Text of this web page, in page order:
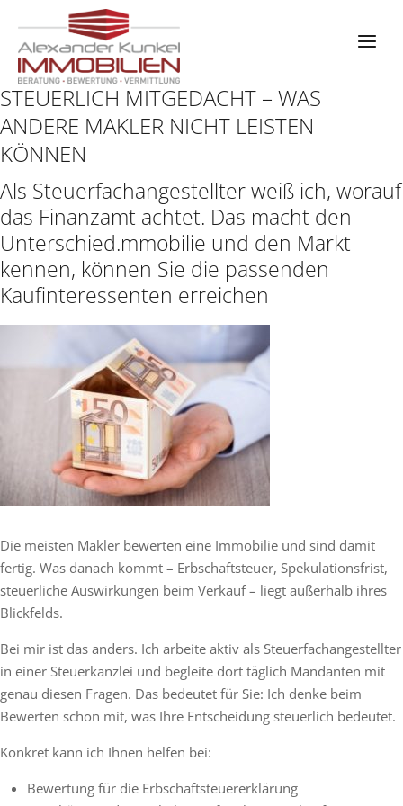
Inhalt
springen
STEUERLICH MITGEDACHT – WAS
ANDERE MAKLER NICHT LEISTEN
KÖNNEN
Als Steuerfachangestellter weiß ich, worauf
das Finanzamt achtet. Das macht den
Unterschied.mmobilie und den Markt
kennen, können Sie die passenden
Kaufinteressenten erreichen
Die meisten Makler bewerten eine Immobilie und sind damit
fertig. Was danach kommt – Erbschaftsteuer, Spekulationsfrist,
steuerliche Auswirkungen beim Verkauf – liegt außerhalb ihres
Blickfelds.
Bei mir ist das anders. Ich arbeite aktiv als Steuerfachangestellter
in einer Steuerkanzlei und begleite dort täglich Mandanten mit
genau diesen Fragen. Das bedeutet für Sie: Ich denke beim
Bewerten schon mit, was Ihre Entscheidung steuerlich bedeutet.
Konkret kann ich Ihnen helfen bei:
Bewertung für die Erbschaftsteuererklärung